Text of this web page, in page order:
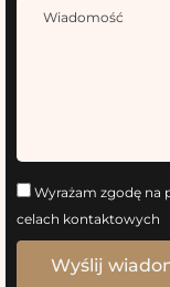
Wyrażam zgodę na
celach kontaktowych